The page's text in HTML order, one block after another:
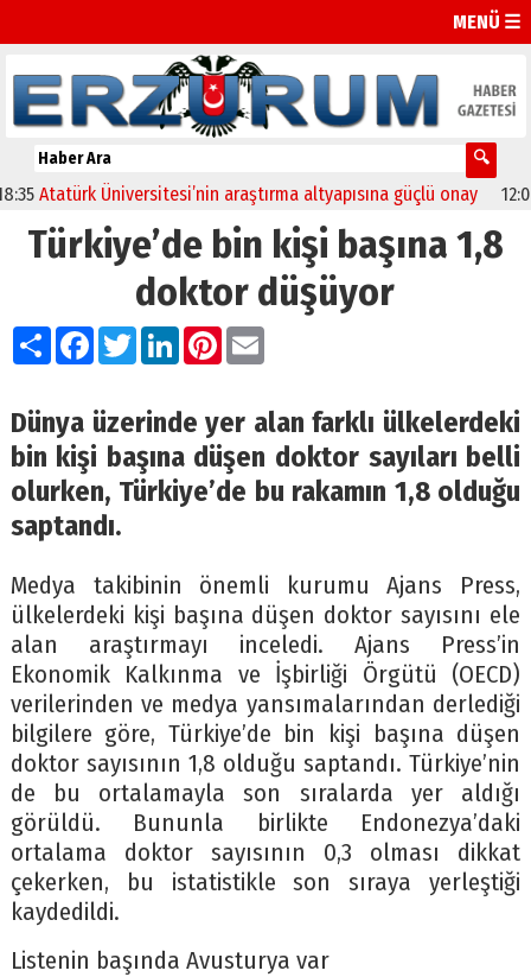
MENÜ ☰
Atatürk Üniversitesi’nin araştırma altyapısına güçlü onay 12:04
Türkiye’de bin kişi başına 1,8
doktor düşüyor
PaylaşFacebook
TwitterLinkedIn
Pinterest
Email
Dünya üzerinde yer alan farklı ülkelerdeki
bin kişi başına düşen doktor sayıları belli
olurken, Türkiye’de bu rakamın 1,8 olduğu
saptandı.
Medya takibinin önemli kurumu Ajans Press,
ülkelerdeki kişi başına düşen doktor sayısını ele
alan araştırmayı inceledi. Ajans Press’in
Ekonomik Kalkınma ve İşbirliği Örgütü (OECD)
verilerinden ve medya yansımalarından derlediği
bilgilere göre, Türkiye’de bin kişi başına düşen
doktor sayısının 1,8 olduğu saptandı. Türkiye’nin
de bu ortalamayla son sıralarda yer aldığı
görüldü. Bununla birlikte Endonezya’daki
ortalama doktor sayısının 0,3 olması dikkat
çekerken, bu istatistikle son sıraya yerleştiği
kaydedildi.
Listenin başında Avusturya var